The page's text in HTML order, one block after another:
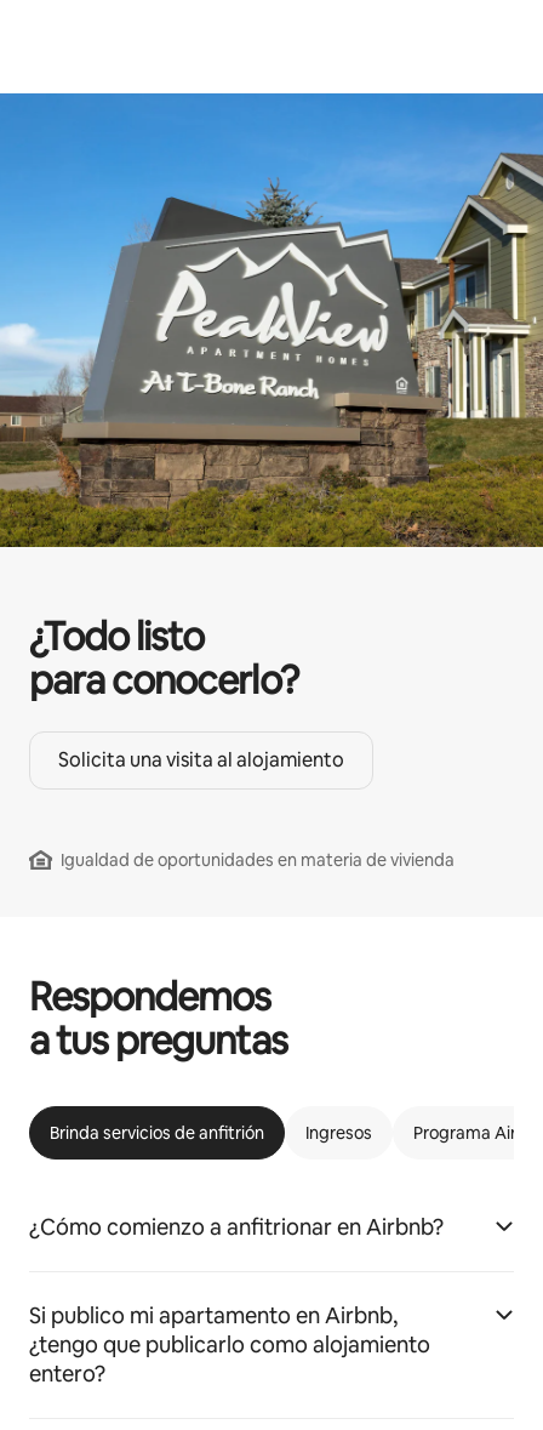
¿Todo listo
para conocerlo?
Solicita una visita al alojamiento
Igualdad de oportunidades en materia de vivienda
Respondemos
a tus preguntas
Brinda servicios de anfitrión Ingresos Programa
¿Cómo comienzo a anfitrionar en Airbnb?
Si publico mi apartamento en Airbnb,
¿tengo que publicarlo como alojamiento
entero?